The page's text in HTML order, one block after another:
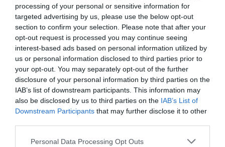
processing of your personal or sensitive information for
targeted advertising by us, please use the below opt-out
section to confirm your selection. Please note that after your
opt-out request is processed you may continue seeing
interest-based ads based on personal information utilized by
us or personal information disclosed to third parties prior to
your opt-out. You may separately opt-out of the further
disclosure of your personal information by third parties on the
IAB’s list of downstream participants. This information may
also be disclosed by us to third parties on the IAB’s List of
Downstream Participants that may further disclose it to other
Personal Data Processing Opt Outs